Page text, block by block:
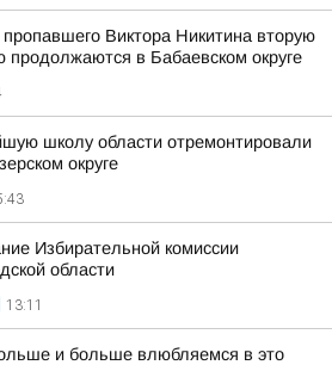
пропавшего Виктора Никитина вторую
продолжаются в Бабаевском округе
школу области отремонтировали
округе
Избирательной комиссии
области
13:11
и больше влюбляемся в это